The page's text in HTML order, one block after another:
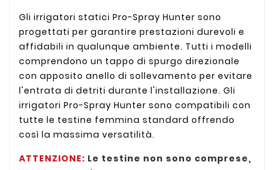
Gli irrigatori statici Pro-Spray Hunter sono
progettati per garantire prestazioni durevoli e
affidabili in qualunque ambiente. Tutti i modelli
comprendono un tappo di spurgo direzionale
con apposito anello di sollevamento per evitare
l'entrata di detriti durante l'installazione. Gli
irrigatori Pro-Spray Hunter sono compatibili con
tutte le testine femmina standard offrendo
così la massima versatilità.
ATTENZIONE: Le testine non sono comprese,